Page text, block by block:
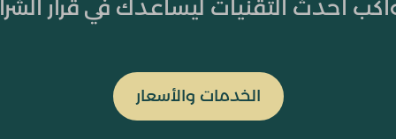
أحدث التقنيات ليساعدك في قرار
الخدمات والأسعار